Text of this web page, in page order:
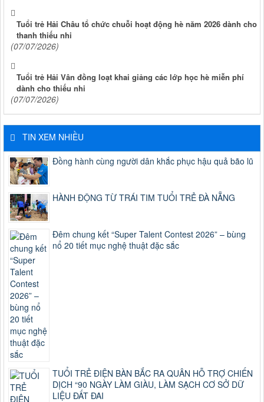
Tuổi trẻ Hải Châu tổ chức chuỗi hoạt động hè năm 2026 dành cho
thanh thiếu nhi
(07/07/2026)
Tuổi trẻ Hải Vân đồng loạt khai giảng các lớp học hè miễn phí
dành cho thiếu nhi
(07/07/2026)
TIN XEM NHIỀU
Đồng hành cùng người dân khắc phục hậu quả bão lũ
HÀNH ĐỘNG TỪ TRÁI TIM TUỔI TRẺ ĐÀ NẴNG
Đêm chung kết “Super Talent Contest 2026” – bùng
nổ 20 tiết mục nghệ thuật đặc sắc
TUỔI TRẺ ĐIỆN BÀN BẮC RA QUÂN HỖ TRỢ CHIẾN
DỊCH “90 NGÀY LÀM GIÀU, LÀM SẠCH CƠ SỞ DỮ
LIỆU ĐẤT ĐAI